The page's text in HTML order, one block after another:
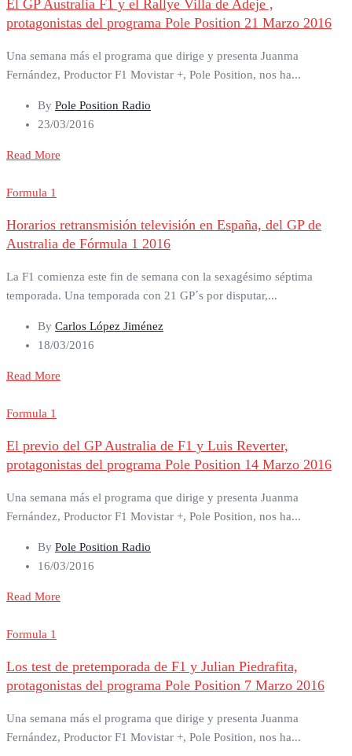
El GP Australia F1 y el Rallye Villa de Adeje ,
protagonistas del programa Pole Position 21 Marzo 2016
Una semana más el programa que dirige y presenta Juanma
Fernández, Productor F1 Movistar +, Pole Position, nos ha...
By Pole Position Radio
23/03/2016
Read More
Formula 1
Horarios retransmisión televisión en España, del GP de
Australia de Fórmula 1 2016
La F1 comienza este fin de semana con la sexagésimo séptima
temporada. Una temporada con 21 GP´s por disputar,...
By Carlos López Jiménez
18/03/2016
Read More
Formula 1
El previo del GP Australia de F1 y Luis Reverter,
protagonistas del programa Pole Position 14 Marzo 2016
Una semana más el programa que dirige y presenta Juanma
Fernández, Productor F1 Movistar +, Pole Position, nos ha...
By Pole Position Radio
16/03/2016
Read More
Formula 1
Los test de pretemporada de F1 y Julian Piedrafita,
protagonistas del programa Pole Position 7 Marzo 2016
Una semana más el programa que dirige y presenta Juanma
Fernández, Productor F1 Movistar +, Pole Position, nos ha...